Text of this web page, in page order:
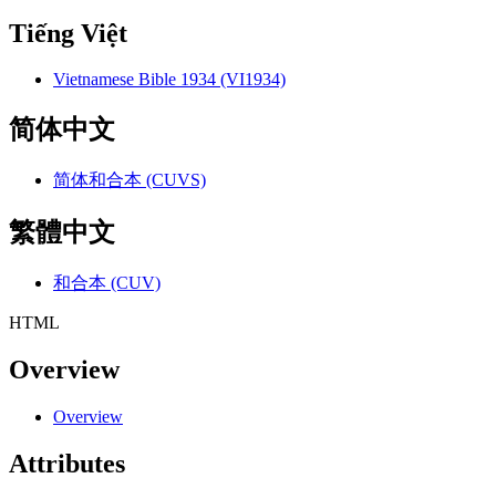
Tiếng Việt
Vietnamese Bible 1934 (VI1934)
简体中文
简体和合本 (CUVS)
繁體中文
和合本 (CUV)
HTML
Overview
Overview
Attributes